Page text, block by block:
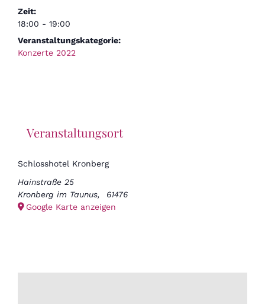
Zeit:
18:00 - 19:00
Veranstaltungskategorie:
Konzerte 2022
Veranstaltungsort
Schlosshotel Kronberg
Hainstraße 25
Kronberg im Taunus,
61476
Google Karte anzeigen